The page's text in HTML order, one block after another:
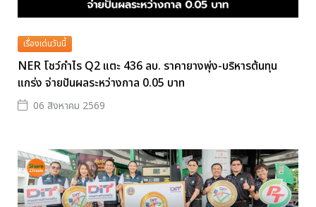
เรื่องเด่นวันนี้
NER โชว์กำไร Q2 แตะ 436 ลบ. ราคายางพุ่ง-บริหารต้นทุน
แกร่ง จ่ายปันผลระหว่างกาล 0.05 บาท
06 สิงหาคม 2569